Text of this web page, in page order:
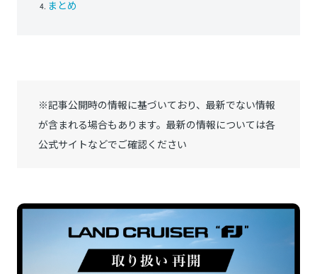
まとめ
※記事公開時の情報に基づいており、最新でない情報
が含まれる場合もあります。最新の情報については各
公式サイトなどでご確認ください